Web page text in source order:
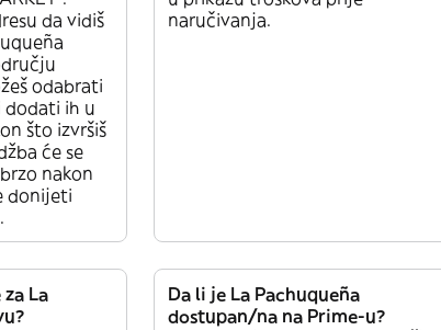
da vidiš
odabrati
dodati ih u
što izvršiš
će se
nakon
donijeti
naručivanja.
La
Da li je La Pachuqueña
dostupan/na na Prime-u?